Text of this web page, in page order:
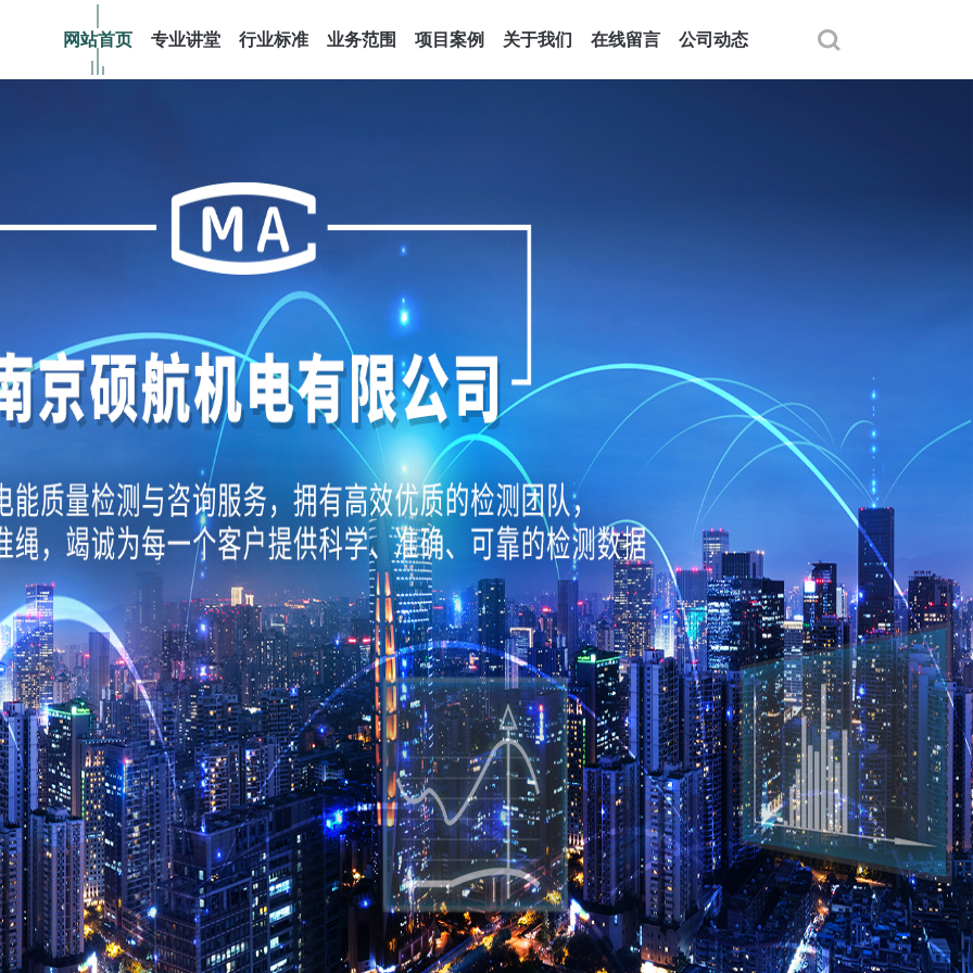
网站首页 专业讲堂 行业标准 业务范围 项目案例 关于我们 在线留言 公司动态